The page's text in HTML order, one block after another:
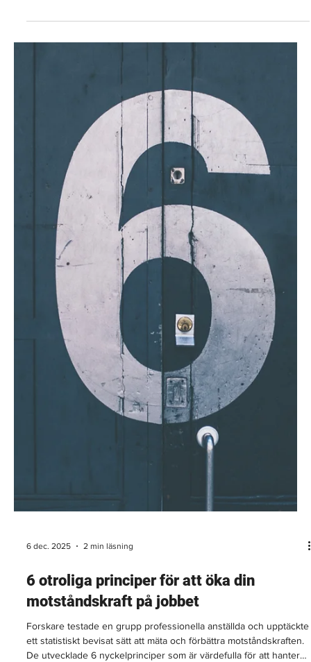
17 dec. 2025 3 min läsning
5 affärsvanor som gör dig ostoppbar
Att starta ett nytt företag är en ganska stor anpassning. Det kan
låter det! Att utveckla användbara vanor kan hjälpa dig att anpassa
dig, trivas och lyckas.